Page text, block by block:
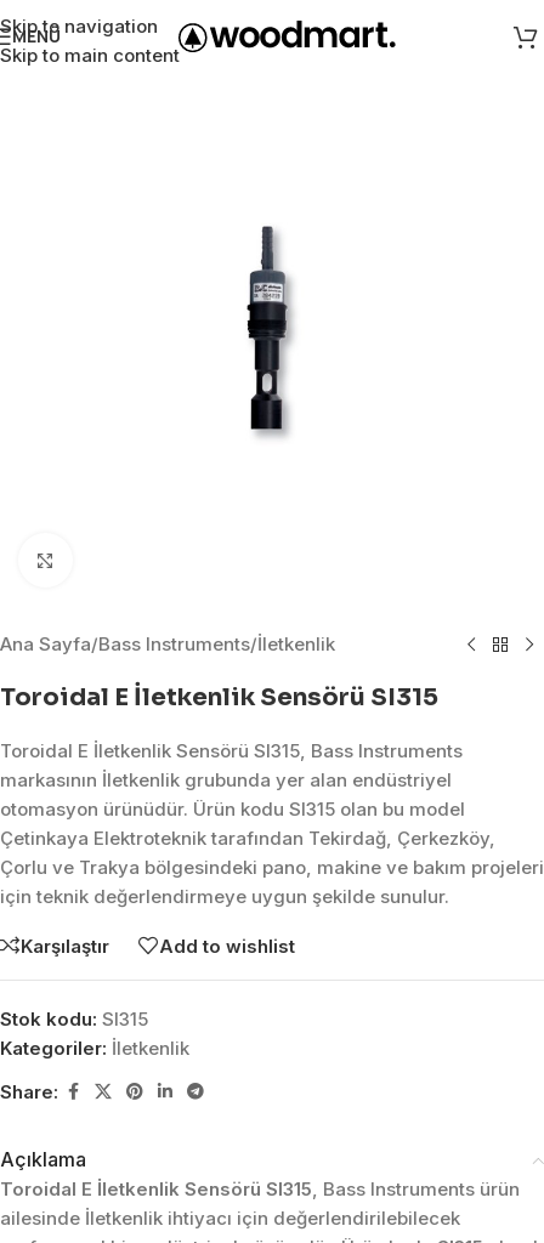
Skip to navigation
Skip to main content
MENÜ
Ana Sayfa/Bass Instruments/İletkenlik
Toroidal E İletkenlik Sensörü SI315
Toroidal E İletkenlik Sensörü SI315, Bass Instruments
markasının İletkenlik grubunda yer alan endüstriyel
otomasyon ürünüdür. Ürün kodu SI315 olan bu model
Çetinkaya Elektroteknik tarafından Tekirdağ, Çerkezköy,
Çorlu ve Trakya bölgesindeki pano, makine ve bakım projeleri
için teknik değerlendirmeye uygun şekilde sunulur.
Karşılaştır Add to wishlist
Stok kodu: SI315
Kategoriler: İletkenlik
Share:
Açıklama
Toroidal E İletkenlik Sensörü SI315, Bass Instruments ürün
ailesinde İletkenlik ihtiyacı için değerlendirilebilecek